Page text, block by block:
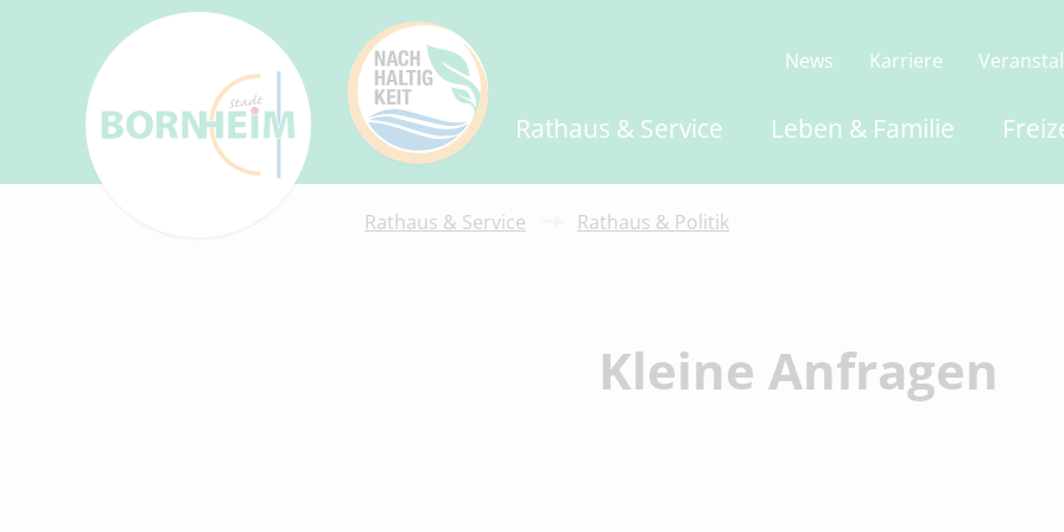
Rathaus & Service Leben & Familie
News Karriere
Rathaus & Service Rathaus & Politik
Kleine Anfragen